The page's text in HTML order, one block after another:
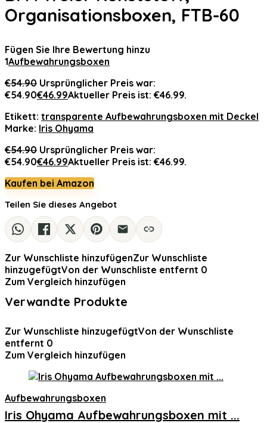
Organisationsboxen, FTB-60
Fügen Sie Ihre Bewertung hinzu
1Aufbewahrungsboxen
€54.90 Ursprünglicher Preis war:
€54.90€46.99Aktueller Preis ist: €46.99.
Etikett: transparente Aufbewahrungsboxen mit Deckel
Marke: Iris Ohyama
€54.90 Ursprünglicher Preis war:
€54.90€46.99Aktueller Preis ist: €46.99.
Kaufen bei Amazon
Teilen Sie dieses Angebot
Zur Wunschliste hinzufügenZur Wunschliste
hinzugefügtVon der Wunschliste entfernt 0
Zum Vergleich hinzufügen
Verwandte Produkte
Zur Wunschliste hinzugefügtVon der Wunschliste
entfernt 0
Zum Vergleich hinzufügen
Aufbewahrungsboxen
Iris Ohyama Aufbewahrungsboxen mit ...